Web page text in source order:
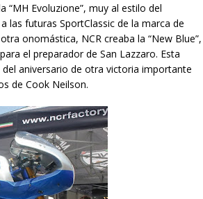
“MH Evoluzione”, muy al estilo del
las futuras SportClassic de la marca de
onomástica, NCR creaba la “New Blue”,
el preparador de San Lazzaro. Esta
aniversario de otra victoria importante
de Cook Neilson.